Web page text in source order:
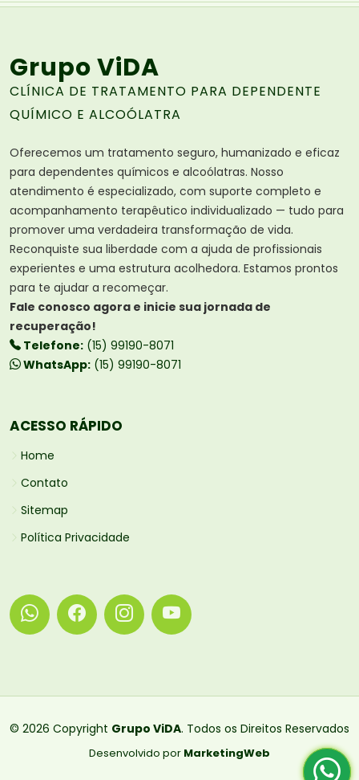
Grupo ViDA
CLÍNICA DE TRATAMENTO PARA DEPENDENTE
QUÍMICO E ALCOÓLATRA
Oferecemos um tratamento seguro, humanizado e eficaz
para dependentes químicos e alcoólatras. Nosso
atendimento é especializado, com suporte completo e
acompanhamento terapêutico individualizado — tudo para
promover uma verdadeira transformação de vida.
Reconquiste sua liberdade com a ajuda de profissionais
experientes e uma estrutura acolhedora. Estamos prontos
para te ajudar a recomeçar.
Fale conosco agora e inicie sua jornada de
recuperação!
Telefone: (15) 99190-8071
WhatsApp: (15) 99190-8071
ACESSO RÁPIDO
Home
Contato
Sitemap
Política Privacidade
© 2026 Copyright Grupo ViDA. Todos os Direitos Reservados
Desenvolvido por MarketingWeb